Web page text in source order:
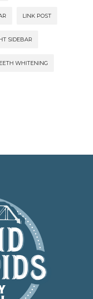
LINK POST
SIDEBAR
WHITENING